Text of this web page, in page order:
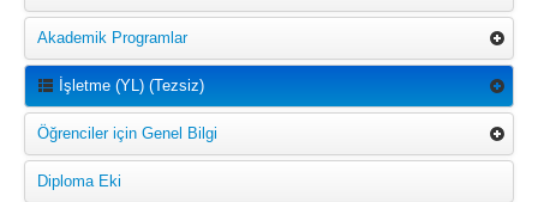
Akademik Programlar
İşletme (YL) (Tezsiz)
Öğrenciler için Genel Bilgi
Diploma Eki